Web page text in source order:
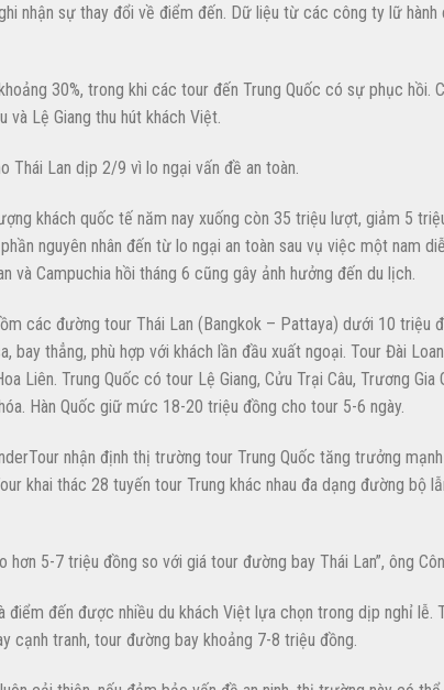
nhận sự thay đổi về điểm đến. Dữ liệu từ các công ty lữ hành
30%, trong khi các tour đến Trung Quốc có sự phục hồi.
và Lệ Giang thu hút khách Việt.
Thái Lan dịp 2/9 vì lo ngại vấn đề an toàn.
khách quốc tế năm nay xuống còn 35 triệu lượt, giảm 5
nguyên nhân đến từ lo ngại an toàn sau vụ việc một nam
và Campuchia hồi tháng 6 cũng gây ảnh hưởng đến du lịch.
các đường tour Thái Lan (Bangkok – Pattaya) dưới 10 triệu
bay thẳng, phù hợp với khách lần đầu xuất ngoại. Tour Đài
Liên. Trung Quốc có tour Lệ Giang, Cửu Trại Câu, Trương Gia
Hàn Quốc giữ mức 18-20 triệu đồng cho tour 5-6 ngày.
nhận định thị trường tour Trung Quốc tăng trưởng
khai thác 28 tuyến tour Trung khác nhau đa dạng đường bộ
5-7 triệu đồng so với giá tour đường bay Thái Lan”, ông
đến được nhiều du khách Việt lựa chọn trong dịp nghỉ lễ.
cạnh tranh, tour đường bay khoảng 7-8 triệu đồng.